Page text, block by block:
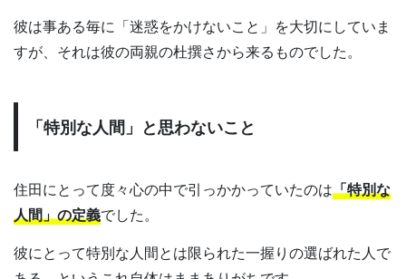
彼は事ある毎に「迷惑をかけないこと」を大切にしていま
すが、それは彼の両親の杜撰さから来るものでした。
「特別な人間」と思わないこと
住田にとって度々心の中で引っかかっていたのは「特別な
人間」の定義でした。
彼にとって特別な人間とは限られた一握りの選ばれた人で